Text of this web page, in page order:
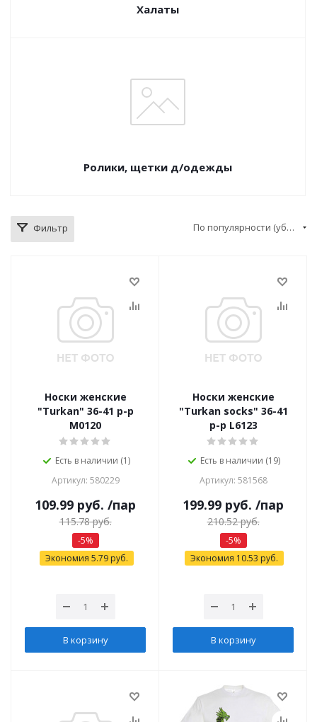
Халаты
Ролики, щетки д/одежды
Фильтр По популярности (убывание)
Носки женские
"Turkan" 36-41 р-р
М0120
Есть в наличии (1)
Артикул: 580229
109.99 руб. /пар
115.78руб.
-5%
Экономия 5.79руб.
В корзину
Носки женские
"Turkan socks" 36-41
р-р L6123
Есть в наличии (19)
Артикул: 581568
199.99 руб. /пар
210.52руб.
-5%
Экономия 10.53 руб.
В корзину